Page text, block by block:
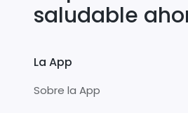
saludable
La App
Sobre la App